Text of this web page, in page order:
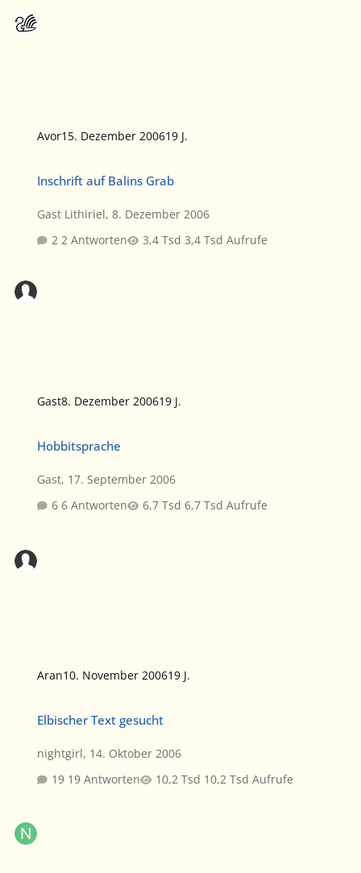
Avor15. Dezember 200619 J.
Inschrift auf Balins Grab
Gast Lithiriel,8. Dezember 2006
2 Antworten
3,4 Tsd Aufrufe
Gast8. Dezember 200619 J.
Hobbitsprache
Gast, 17. September 2006
6 Antworten
6,7 Tsd Aufrufe
Aran10. November 200619 J.
Elbischer Text gesucht
nightgirl, 14. Oktober 2006
19 Antworten
10,2 Tsd Aufrufe